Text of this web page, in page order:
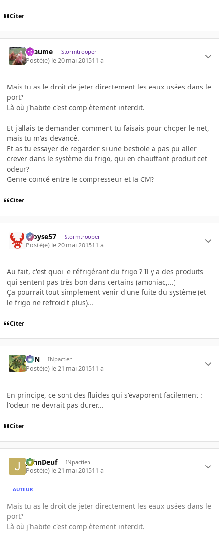
Citer
Lyaume Stormtrooper
Posté(e) le 20 mai 201511 a
Mais tu as le droit de jeter directement les eaux usées dans le
port?
Là où j'habite c'est complètement interdit.
Et j'allais te demander comment tu faisais pour choper le net,
mais tu m'as devancé.
Et as tu essayer de regarder si une bestiole a pas pu aller
crever dans le système du frigo, qui en chauffant produit cet
odeur?
Genre coincé entre le compresseur et la CM?
Citer
Aloyse57 Stormtrooper
Posté(e) le 20 mai 201511 a
Au fait, c'est quoi le réfrigérant du frigo ? Il y a des produits
qui sentent pas très bon dans certains (amoniac,...)
Ça pourrait tout simplement venir d'une fuite du système (et
le frigo ne refroidit plus)...
Citer
RFN INpactien
Posté(e) le 21 mai 201511 a
En principe, ce sont des fluides qui s'évaporent facilement :
l'odeur ne devrait pas durer...
Citer
JohnDeuf INpactien
Posté(e) le 21 mai 201511 a
AUTEUR
Mais tu as le droit de jeter directement les eaux usées dans le
port?
Là où j'habite c'est complètement interdit.